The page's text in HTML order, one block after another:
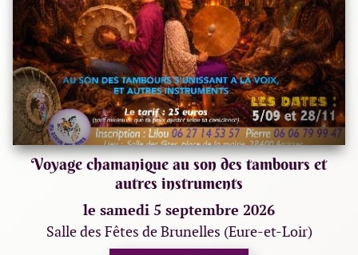
Voyage chamanique au son des tambours et
autres instruments
le samedi 5 septembre 2026
Salle des Fêtes de Brunelles (Eure-et-Loir)